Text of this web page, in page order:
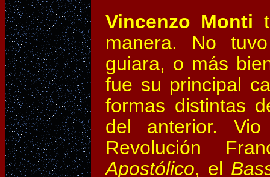
Vincenzo Monti
manera. No
guiara, o más
fue su principal
formas distintas
del anterior.
Revolución
Apostólico, el